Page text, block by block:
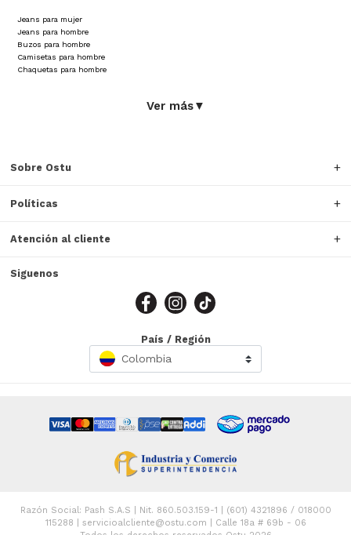
Jeans para mujer
Jeans para hombre
Buzos para hombre
Camisetas para hombre
Chaquetas para hombre
Ver más▼
Sobre Ostu
Políticas
Atención al cliente
Siguenos
País / Región
Colombia
Razón Social: Pash S.A.S | Nit. 860.503.159-1 | (601) 4321896 / 018000
115288 | servicioalcliente@ostu.com | Calle 18a # 69b - 06